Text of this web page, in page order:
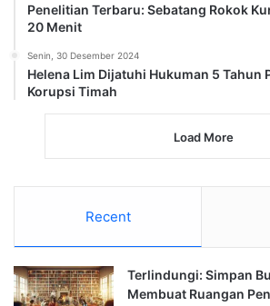
Penelitian Terbaru: Sebatang Rokok
20 Menit
Senin, 30 Desember 2024
Helena Lim Dijatuhi Hukuman 5 Tahun
Korupsi Timah
Load More
Recent
Terlindungi: Simpan
Membuat Ruangan